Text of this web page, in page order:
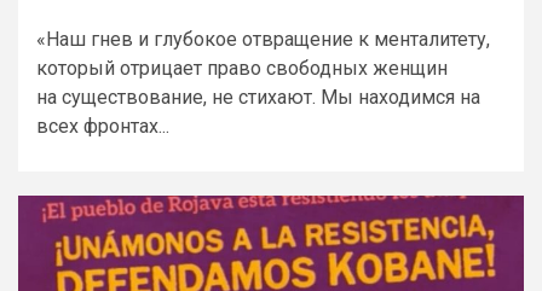
«Наш гнев и глубокое отвращение к менталитету,
который отрицает право свободных женщин
на существование, не стихают. Мы находимся на
всех фронтах...